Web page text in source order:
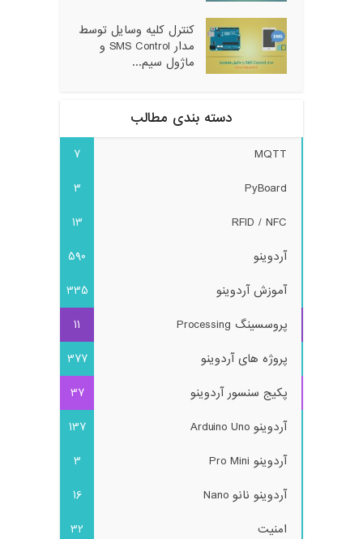
کنترل کلیه وسایل توسط
مدار SMS Control و
ماژول سیم...
دسته بندی مطالب
MQTT
7
PyBoard
3
RFID / NFC
13
آردوینو
590
آموزش آردوینو
335
پروسسینگ Processing
11
پروژه های آردوینو
377
پکیج سنسور آردوینو
37
آردوینو Arduino Uno
137
آردوینو Pro Mini
3
آردوینو نانو Nano
16
امنیت
32